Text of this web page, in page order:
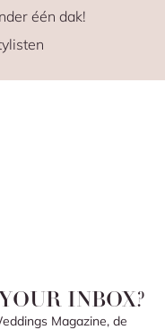
één dak!
INBOX?
Magazine, de